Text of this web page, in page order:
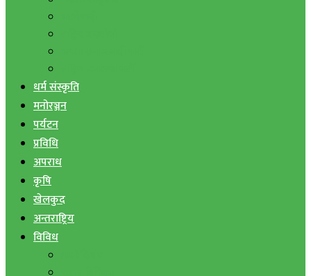
धर्म संस्कृति
मनोरञ्जन
पर्यटन
प्रविधि
अपराध
कृषि
खेलकुद
अन्तराष्ट्रिय
विविध